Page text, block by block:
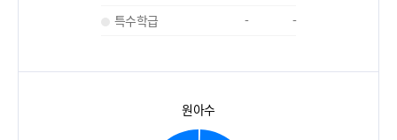
특수학급
- -
원아수